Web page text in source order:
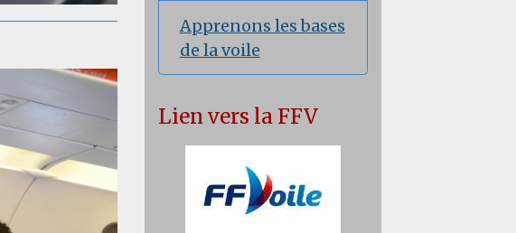
Apprenons les bases
de la voile
Lien vers la FFV